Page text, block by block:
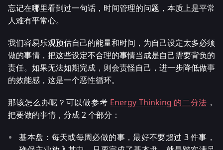
忘记在哪里看到过一句话，时间管理的问题，本质上是平常
人难有平常心。
我们容易乐观预估自己的能量和时间，为自己设定太多必须
做的事情，把这些设定不合理的事情当成是自己需要背负的
责任。如果无法如期完成，则会责怪自己，进一步降低做事
的效能感，这是一个恶性循环。
那该怎么办呢？可以做参考 Energy Thinking 的二分法 ，
把要做的事情，分成 2 个部分：
基本盘：每天或每周必做的事，最好不要超过 3 件事，